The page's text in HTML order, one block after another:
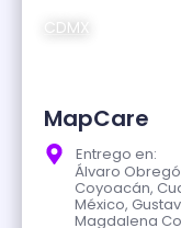
CDMX
MapCare
Entrego en:
Álvaro
Coyoacán,
México,
Magdalena